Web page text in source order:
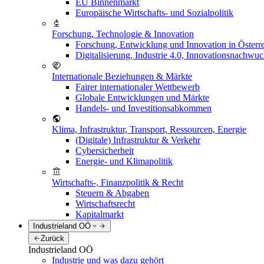
EU Binnenmarkt
Europäische Wirtschafts- und Sozialpolitik
Forschung, Technologie & Innovation
Forschung, Entwicklung und Innovation in
Digitalisierung, Industrie 4.0,
Internationale Beziehungen & Märkte
Fairer internationaler Wettbewerb
Globale Entwicklungen und Märkte
Handels- und Investitionsabkommen
Klima, Infrastruktur, Transport, Ressourcen, Energie
(Digitale) Infrastruktur & Verkehr
Cybersicherheit
Energie- und Klimapolitik
Wirtschafts-, Finanzpolitik & Recht
Steuern & Abgaben
Wirtschaftsrecht
Kapitalmarkt
Industrieland OÖ
Zurück
Industrieland OÖ
Industrie und was dazu gehört